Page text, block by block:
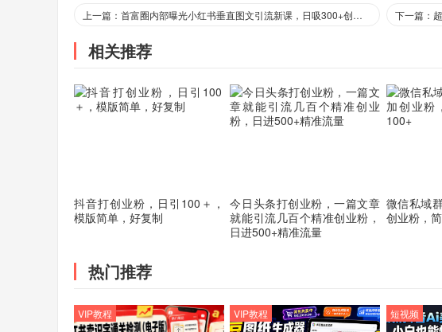
上一篇：首富圈内部曝光小红书垂直图文引流新课，日吸300+创业粉，日入8张+，限时获取防封禁
相关推荐
抖音打创业粉，日引100＋，
模版简单，好复制
今日头条打创业粉，一篇文章
就能引流几百个精准创业粉，
日进500+精准流量
微信私域
创业粉，
热门推荐
VIP教程 VIP教程 短视频